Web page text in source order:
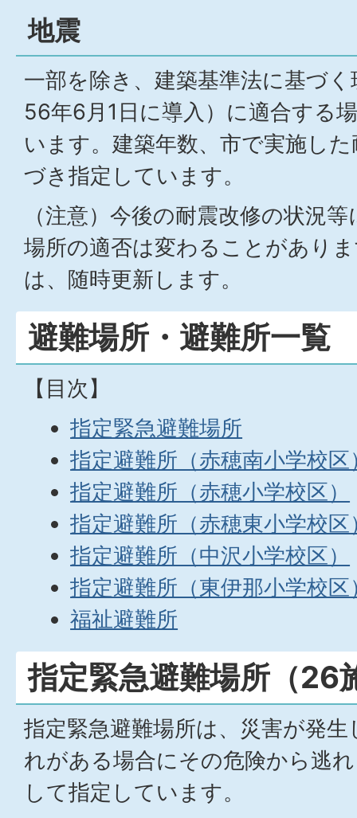
地震
一部を除き、建築基準法に基づ
56年6月1日に導入）に適合する
います。建築年数、市で実施し
づき指定しています。
（注意）今後の耐震改修の状況
場所の適否は変わることがあり
は、随時更新します。
避難場所・避難所一覧
【目次】
指定緊急避難場所
指定避難所（赤穂南小学校区
指定避難所（赤穂小学校区）
指定避難所（赤穂東小学校区
指定避難所（中沢小学校区）
指定避難所（東伊那小学校区
福祉避難所
指定緊急避難場所（26
指定緊急避難場所は、災害が発
れがある場合にその危険から逃
して指定しています。